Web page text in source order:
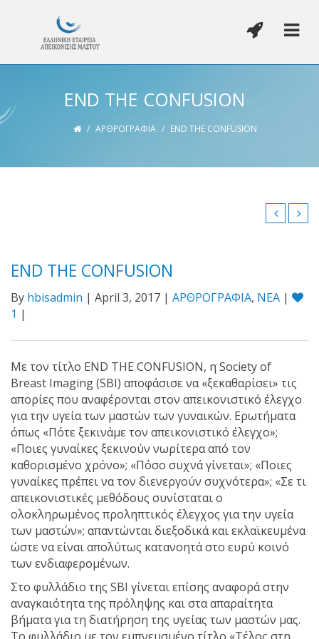
END THE CONFUSION
/ ΑΡΘΡΟΓΡΑΦΙΑ / END THE CONFUSION
END THE CONFUSION
By hbisadmin | April 3, 2017 | ΑΡΘΡΟΓΡΑΦΙΑ, ΝΕΑ |
1 |
Με τον τίτλο END THE CONFUSION, η Society of
Breast Imaging (SBI) αποφάσισε να «ξεκαθαρίσει» τις
απορίες που αναφέρονται στον απεικονιστικό έλεγχο
για την υγεία των μαστών των γυναικών. Ερωτήματα
όπως «Πότε ξεκινάμε τον απεικονιστικό έλεγχο»;
«Ποιες γυναίκες ξεκινούν νωρίτερα από τον
καθορισμένο χρόνο»; «Πόσο συχνά γίνεται»; «Ποιες
γυναίκες πρέπει να τον διενεργούν συχνότερα»; «Σε τι
απεικονιστικές μεθόδους συνίσταται o
ολοκληρωμένος προληπτικός έλεγχος για την υγεία
των μαστών»; απαντώνται διεξοδικά και εκλαϊκευμένα
ώστε να είναι απολύτως κατανοητά στο ευρύ κοινό
των ενδιαφερομένων.
Στο φυλλάδιο της SBI γίνεται επίσης αναφορά στην
αναγκαιότητα της πρόληψης και στα απαραίτητα
βήματα για τη διατήρηση της υγείας των μαστών μας.
Το φυλλάδιο με τον εμπνευσμένο τίτλο «Τέλος στη